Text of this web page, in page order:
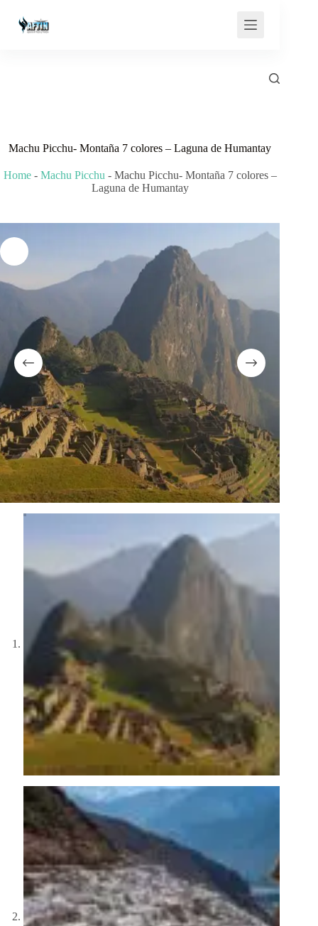
contenido
Machu Picchu- Montaña 7 colores – Laguna de Humantay
Home- Machu Picchu - Machu Picchu- Montaña 7 colores –
Laguna de Humantay